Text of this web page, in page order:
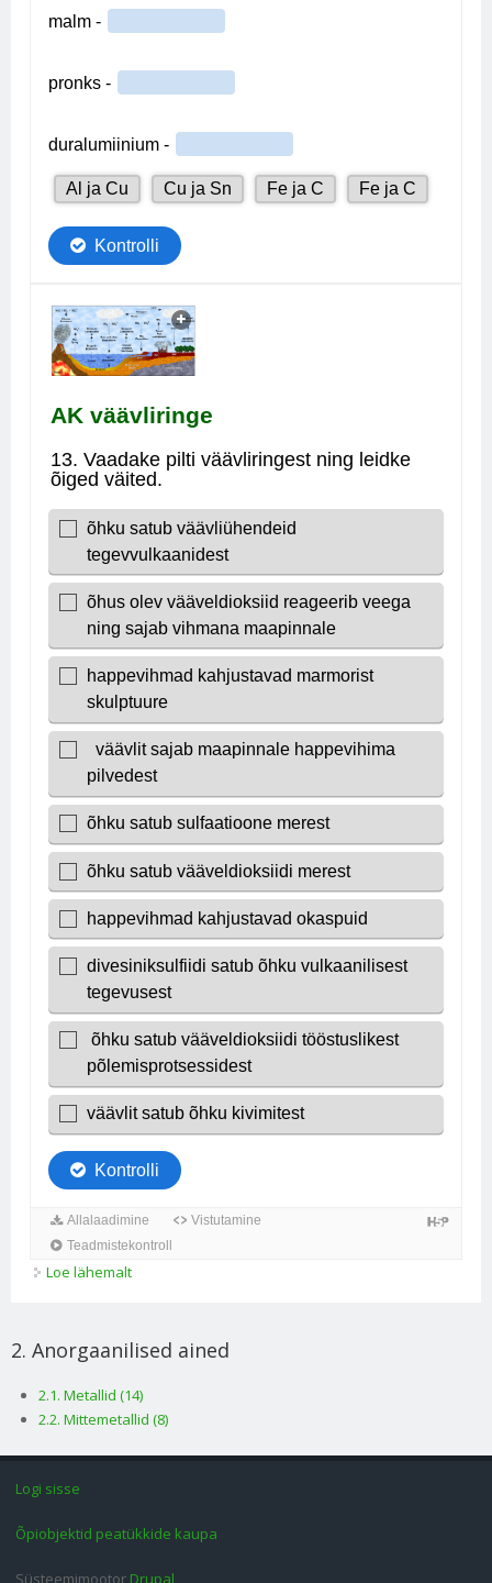
Loe lähemalt
2. Anorgaanilised ained
2.1. Metallid (14)
2.2. Mittemetallid (8)
Logi sisse
Õpiobjektid peatükkide kaupa
Süsteemimootor Drupal